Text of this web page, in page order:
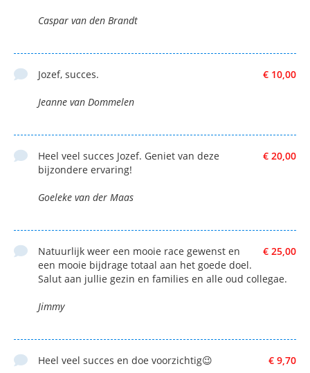
Caspar van den Brandt
€ 10,00
Jozef, succes.
Jeanne van Dommelen
€ 20,00
Heel veel succes Jozef. Geniet van deze
bijzondere ervaring!
Goeleke van der Maas
€ 25,00
Natuurlijk weer een mooie race gewenst en
een mooie bijdrage totaal aan het goede doel.
Salut aan jullie gezin en families en alle oud collegae.
Jimmy
€ 9,70
Heel veel succes en doe voorzichtig😉